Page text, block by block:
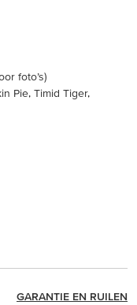
foto’s)
Pie, Timid Tiger,
GARANTIE EN RUILEN